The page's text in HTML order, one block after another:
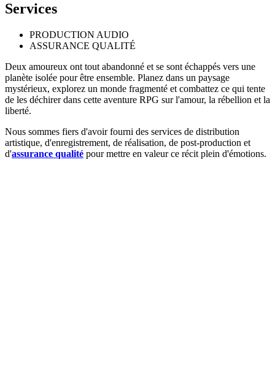
Services
PRODUCTION AUDIO
ASSURANCE QUALITÉ
Deux amoureux ont tout abandonné et se sont échappés vers une
planète isolée pour être ensemble. Planez dans un paysage
mystérieux, explorez un monde fragmenté et combattez ce qui tente
de les déchirer dans cette aventure RPG sur l'amour, la rébellion et la
liberté.
Nous sommes fiers d'avoir fourni des services de distribution
artistique, d'enregistrement, de réalisation, de post-production et
d'assurance qualité pour mettre en valeur ce récit plein d'émotions.